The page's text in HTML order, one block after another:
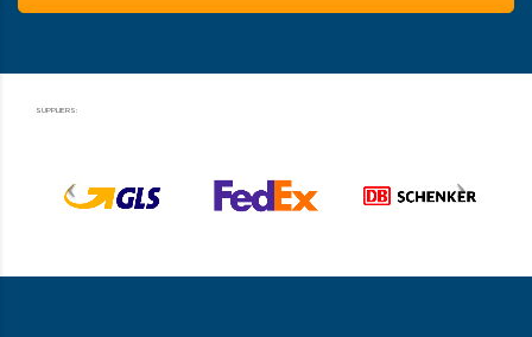
SUPPLIERS: